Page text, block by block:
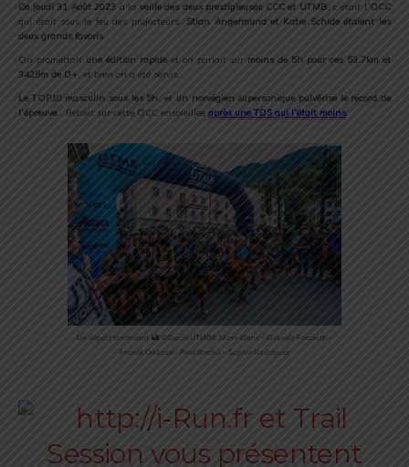
Ce Jeudi 31 Août 2023 à la veille des deux prestigieuses CCC et UTMB, c’était l’OCC
qui était sous le feu des projecteurs. Stian Angermund et Katie Schide étaient les
deux grands favoris.
On promettait une édition rapide et on pariait sur moins de 5h pour ces 53.7km et
3425m de D+, et bien on a été servis.
Le TOP10 masculin sous les 5h, et un norvégien supersonique pulvérise le record de
l’épreuve… Retour sur cette OCC ensoleillée après une TDS qui l’était moins.
Un départ tonitruant ©️ Dacia UTMB®️
Mont-Blanc – Gabriele Facciotti –
Franck Oddoux – Paul Brechu – Sophie Rodriguez